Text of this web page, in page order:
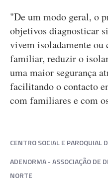
"De um modo geral, o
objetivos diagnosticar
vivem isoladamente ou
familiar, reduzir o
uma maior segurança
facilitando o contacto
com familiares e com
CENTRO SOCIAL E PAROQUIAL
ADENORMA - ASSOCIAÇÃO DE
NORTE